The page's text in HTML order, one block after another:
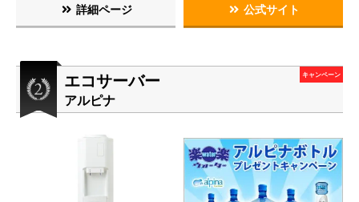
詳細ページ 公式サイト
エコサーバー
アルピナ
キャンペーン